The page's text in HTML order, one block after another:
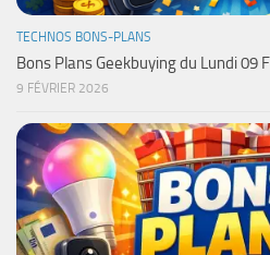
TECHNOS BONS-PLANS
Bons Plans Geekbuying du Lundi 09
9 FÉVRIER 2026